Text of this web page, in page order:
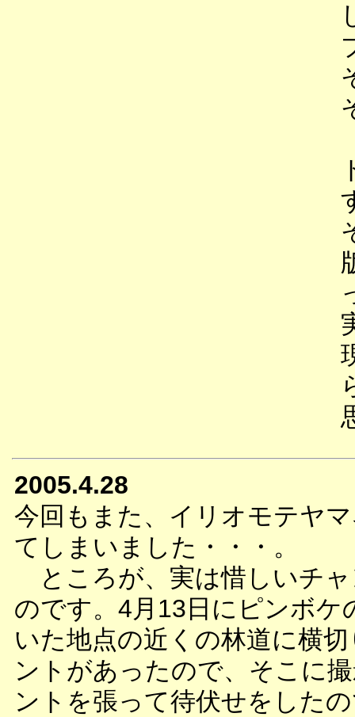
2005.4.28
今回もまた、イリオモテヤ
てしまいました・・・。
ところが、実は惜しいチ
のです。4月13日にピンボケ
いた地点の近くの林道に横
ントがあったので、そこに
ントを張って待伏せをした